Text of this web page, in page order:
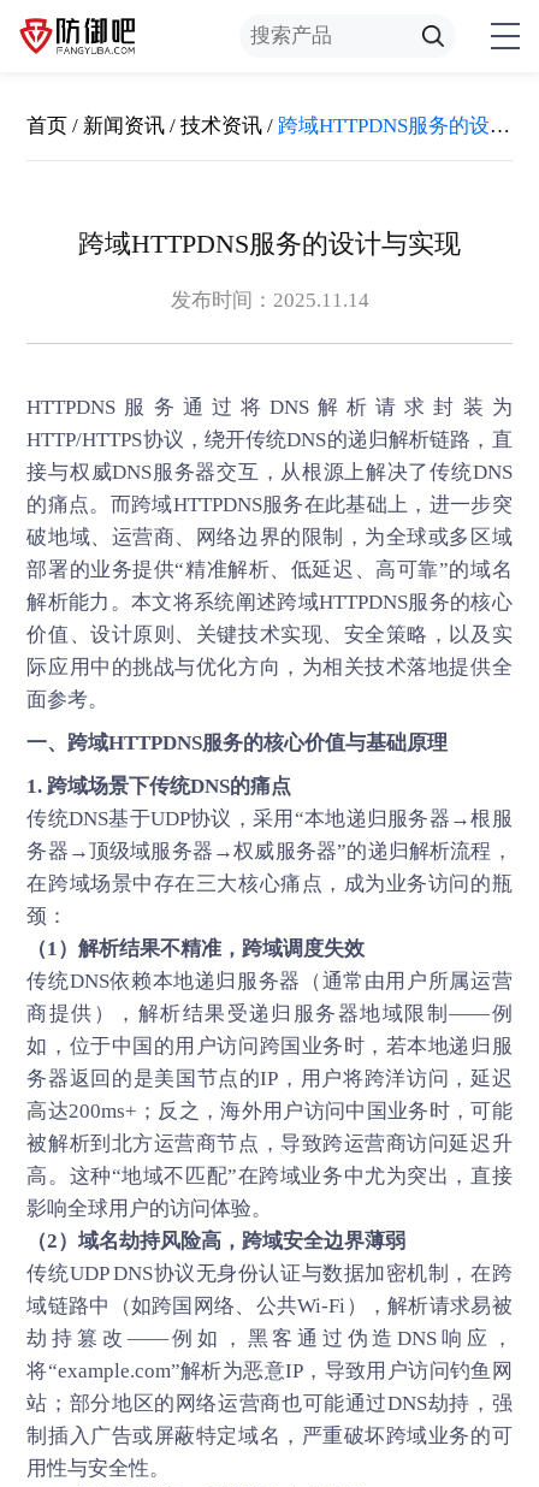
首页 / 新闻资讯 /技术资讯 / 跨域HTTPDNS服务的设计与实现
跨域HTTPDNS服务的设计与实现
发布时间：2025.11.14
HTTPDNS 服务通过将DNS解析请求封装为
HTTP/HTTPS协议，绕开传统DNS的递归解析链路，直
接与权威DNS服务器交互，从根源上解决了传统DNS
的痛点。而跨域HTTPDNS服务在此基础上，进一步突
破地域、运营商、网络边界的限制，为全球或多区域
部署的业务提供“精准解析、低延迟、高可靠”的域名
解析能力。本文将系统阐述跨域HTTPDNS服务的核心
价值、设计原则、关键技术实现、安全策略，以及实
际应用中的挑战与优化方向，为相关技术落地提供全
面参考。
一、跨域HTTPDNS服务的核心价值与基础原理
1. 跨域场景下传统DNS的痛点
传统DNS基于UDP协议，采用“本地递归服务器→根服
务器→顶级域服务器→权威服务器”的递归解析流程，
在跨域场景中存在三大核心痛点，成为业务访问的瓶
颈：
（1）解析结果不精准，跨域调度失效
传统DNS依赖本地递归服务器（通常由用户所属运营
商提供），解析结果受递归服务器地域限制——例
如，位于中国的用户访问跨国业务时，若本地递归服
务器返回的是美国节点的IP，用户将跨洋访问，延迟
高达200ms+；反之，海外用户访问中国业务时，可能
被解析到北方运营商节点，导致跨运营商访问延迟升
高。这种“地域不匹配”在跨域业务中尤为突出，直接
影响全球用户的访问体验。
（2）域名劫持风险高，跨域安全边界薄弱
传统UDP DNS协议无身份认证与数据加密机制，在跨
域链路中（如跨国网络、公共Wi-Fi），解析请求易被
劫持篡改——例如，黑客通过伪造DNS响应，
将“example.com”解析为恶意IP，导致用户访问钓鱼网
站；部分地区的网络运营商也可能通过DNS劫持，强
制插入广告或屏蔽特定域名，严重破坏跨域业务的可
用性与安全性。